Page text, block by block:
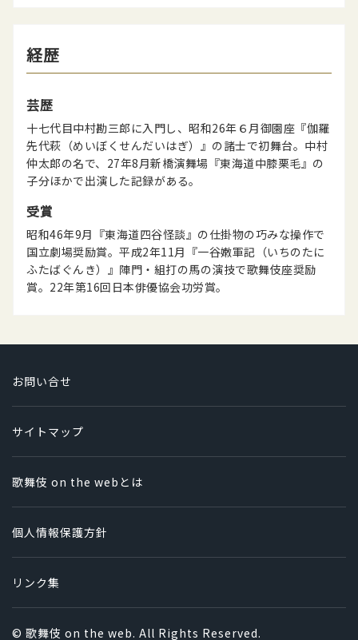
経歴
芸歴
十七代目中村勘三郎に入門し、昭和26年６月御園座『伽羅
先代萩（めいぼくせんだいはぎ）』の諸士で初舞台。中村
仲太郎の名で、27年8月新橋演舞場『東海道中膝栗毛』の
子分ほかで出演した記録がある。
受賞
昭和46年9月『東海道四谷怪談』の仕掛物の巧みな操作で
国立劇場奨励賞。平成2年11月『一谷嫩軍記（いちのたに
ふたばぐんき）』陣門・組打の馬の演技で歌舞伎座奨励
賞。22年第16回日本俳優協会功労賞。
お問い合せ
サイトマップ
歌舞伎 on the webとは
個人情報保護方針
リンク集
© 歌舞伎 on the web. All Rights Reserved.